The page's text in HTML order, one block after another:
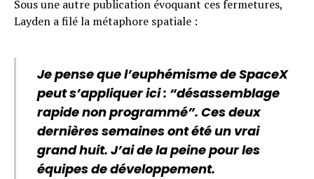
Sous une autre publication évoquant ces fermetures,
Layden a filé la métaphore spatiale :
Je pense que l’euphémisme de SpaceX
peut s’appliquer ici : “désassemblage
rapide non programmé”. Ces deux
dernières semaines ont été un vrai
grand huit. J’ai de la peine pour les
équipes de développement.